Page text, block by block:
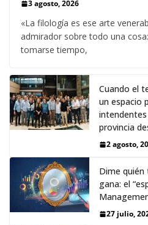
3 agosto, 2026
«La filología es ese arte
admirador sobre todo una
tomarse tiempo,
Cuando el
un espacio
provincia
2 agosto,
Dime
gana: el
27 julio,